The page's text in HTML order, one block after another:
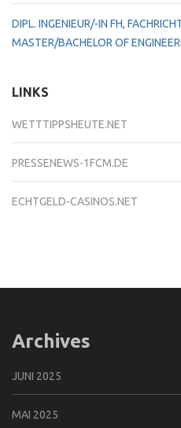
DIPL. INGENIEUR/-IN FH,
MASTER/BACHELOR OF
LINKS
WETTTIPPSHEUTE.NET
PRESSENEWS-1FCM.DE
ECHTGELD-CASINOS.NET
Archives
JUNI 2025
MAI 2025